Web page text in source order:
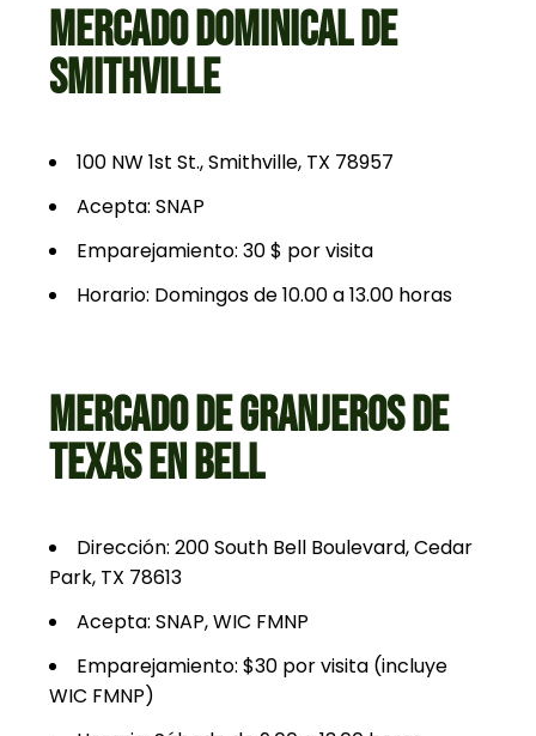
MERCADO DOMINICAL DE
SMITHVILLE
100 NW 1st St., Smithville, TX 78957
Acepta: SNAP
Emparejamiento: 30 $ por visita
Horario: Domingos de 10.00 a 13.00 horas
MERCADO DE GRANJEROS DE
TEXAS EN BELL
Dirección: 200 South Bell Boulevard, Cedar
Park, TX 78613
Acepta: SNAP, WIC FMNP
Emparejamiento: $30 por visita (incluye
WIC FMNP)